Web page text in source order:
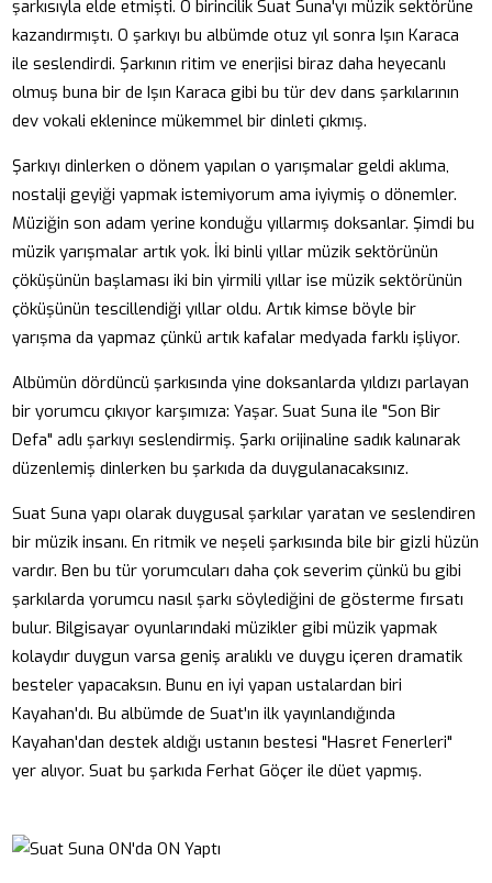
şarkısıyla elde etmişti. O birincilik Suat Suna'yı müzik sektörüne
kazandırmıştı. O şarkıyı bu albümde otuz yıl sonra Işın Karaca
ile seslendirdi. Şarkının ritim ve enerjisi biraz daha heyecanlı
olmuş buna bir de Işın Karaca gibi bu tür dev dans şarkılarının
dev vokali eklenince mükemmel bir dinleti çıkmış.
Şarkıyı dinlerken o dönem yapılan o yarışmalar geldi aklıma,
nostalji geyiği yapmak istemiyorum ama iyiymiş o dönemler.
Müziğin son adam yerine konduğu yıllarmış doksanlar. Şimdi bu
müzik yarışmalar artık yok. İki binli yıllar müzik sektörünün
çöküşünün başlaması iki bin yirmili yıllar ise müzik sektörünün
çöküşünün tescillendiği yıllar oldu. Artık kimse böyle bir
yarışma da yapmaz çünkü artık kafalar medyada farklı işliyor.
Albümün dördüncü şarkısında yine doksanlarda yıldızı parlayan
bir yorumcu çıkıyor karşımıza: Yaşar. Suat Suna ile "Son Bir
Defa" adlı şarkıyı seslendirmiş. Şarkı orijinaline sadık kalınarak
düzenlemiş dinlerken bu şarkıda da duygulanacaksınız.
Suat Suna yapı olarak duygusal şarkılar yaratan ve seslendiren
bir müzik insanı. En ritmik ve neşeli şarkısında bile bir gizli hüzün
vardır. Ben bu tür yorumcuları daha çok severim çünkü bu gibi
şarkılarda yorumcu nasıl şarkı söylediğini de gösterme fırsatı
bulur. Bilgisayar oyunlarındaki müzikler gibi müzik yapmak
kolaydır duygun varsa geniş aralıklı ve duygu içeren dramatik
besteler yapacaksın. Bunu en iyi yapan ustalardan biri
Kayahan'dı. Bu albümde de Suat'ın ilk yayınlandığında
Kayahan'dan destek aldığı ustanın bestesi "Hasret Fenerleri"
yer alıyor. Suat bu şarkıda Ferhat Göçer ile düet yapmış.